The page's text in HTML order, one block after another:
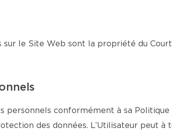
sur le Site Web sont la propriété du
conformément à sa
des données. L’Utilisateur peut